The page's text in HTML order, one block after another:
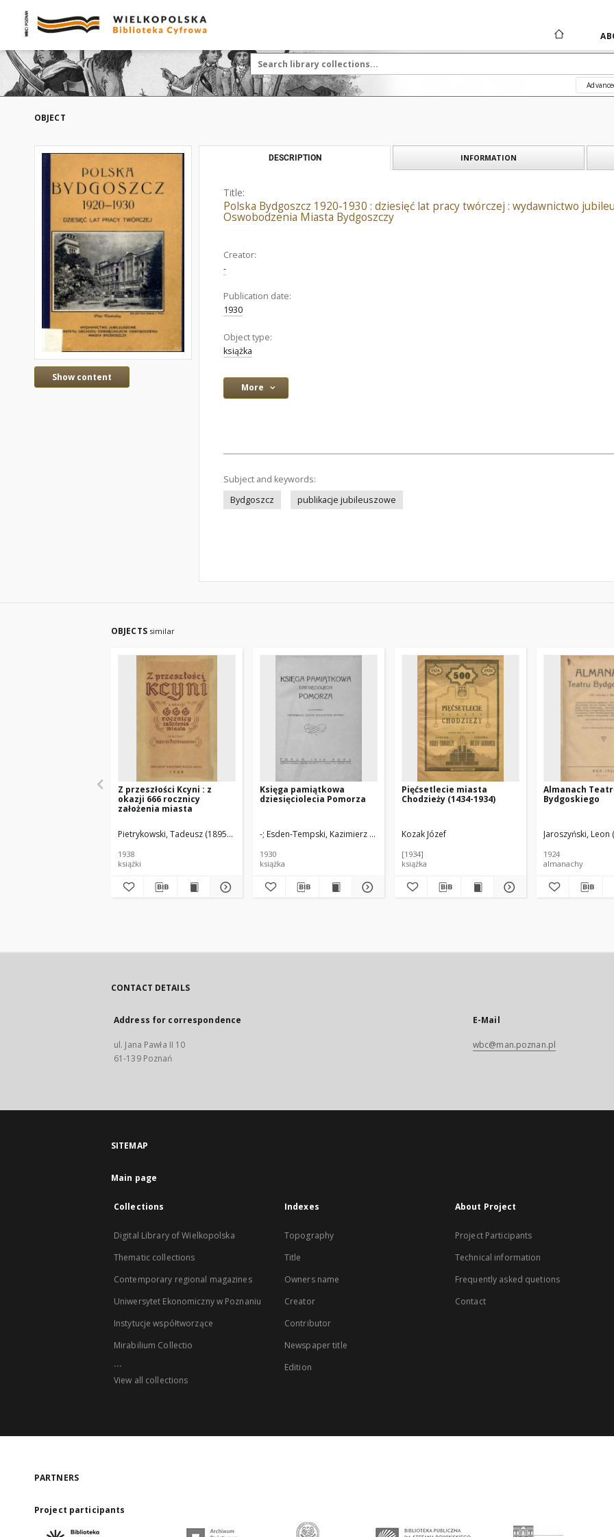
OBJECT
Show content
DESCRIPTION INFORMATION
Title:
Polska Bydgoszcz 1920-1930 : dziesięć lat pracy twórczej : wydawnictwo
Oswobodzenia Miasta Bydgoszczy
Creator:
-
Publication date:
1930
Object type:
książka
More
Subject and keywords:
Bydgoszcz
publikacje jubileuszowe
OBJECTS similar
Z przeszłości Kcyni : z
okazji 666 rocznicy
założenia miasta
Pietrykowski, Tadeusz (1895–1940)
1938
książki
Księga pamiątkowa
dziesięciolecia Pomorza
- Esden-Tempski, Kazimierz (1887-1936) ; Sydow, Marian (1890–1948)
1930
książka
Pięćsetlecie miasta
Chodzieży (1434-1934)
Kozak Józef
[1934]
książka
Almanach
Bydgoskiego
Jaroszyński, Leon
1924
almanachy
CONTACT DETAILS
Address for correspondence
ul. Jana Pawła II 10
61-139 Poznań
E-Mail
wbc@man.poznan.pl
SITEMAP
Main page
Collections
Digital Library of Wielkopolska
Thematic collections
Contemporary regional magazines
Uniwersytet Ekonomiczny w Poznaniu
Instytucje współtworzące
Mirabilium Collectio
...
View all collections
Indexes
Topography
Title
Owners name
Creator
Contributor
Newspaper title
Edition
About Project
Project Participants
Technical information
Frequently asked quetions
Contact
PARTNERS
Project participants